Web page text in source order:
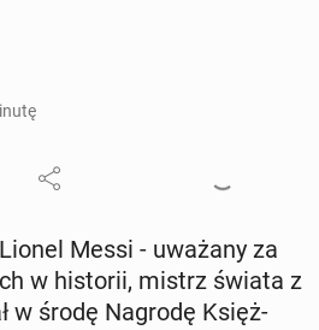
Messi - uważany za
w hi­sto­rii, mistrz świata z
w środę Nagrodę Księż­